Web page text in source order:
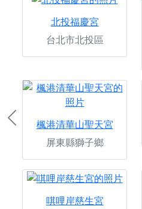
北投福慶宮
台北市北投區
楓港清華山聖天宮
屏東縣獅子鄉
唭哩岸慈生宮
Previous